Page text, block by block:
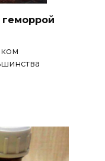
геморрой